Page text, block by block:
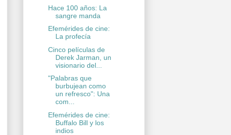
Hace 100 años: La
sangre manda
Efemérides de cine:
La profecía
Cinco películas de
Derek Jarman, un
visionario del...
"Palabras que
burbujean como
un refresco": Una
com...
Efemérides de cine:
Buffalo Bill y los
indios